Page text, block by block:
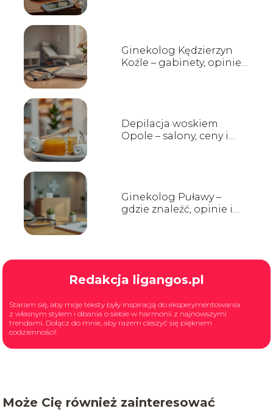
Ginekolog Kędzierzyn
Koźle – gabinety, opinie,
Depilacja woskiem
Opole – salony, ceny i
Ginekolog Puławy –
gdzie znaleźć, opinie i
Redakcja ligangos.pl
Staram się, aby moje teksty były inspiracją do eksperymentowania
z własnym stylem i dbania o siebie w harmonii z najnowszymi
trendami. Dołącz do mnie, aby razem cieszyć się pięknem
codzienności!
Może Cię również zainteresować